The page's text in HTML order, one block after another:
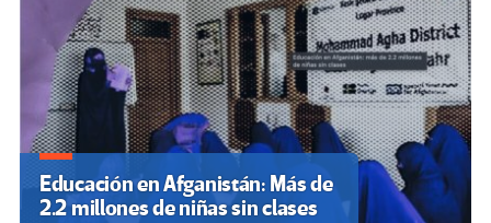
Educación en Afganistán: Más de
2.2 millones de niñas sin clases